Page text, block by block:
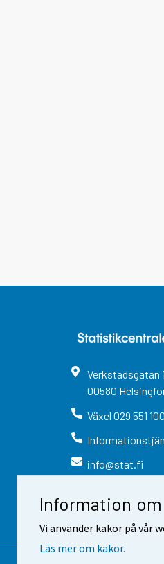
Information
Vi använder kakor på vår
Läs mer om kakor.
Verkstadsgatan
00580
Växel 029 551
info@stat.fi